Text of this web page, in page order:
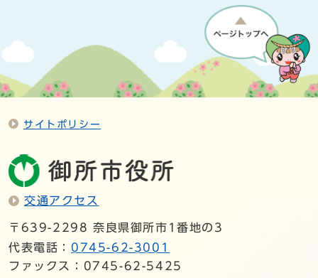
サイトポリシー
交通アクセス
〒639-2298 奈良県御所市1番地の3
代表電話： 0745-62-3001
ファックス：0745-62-5425